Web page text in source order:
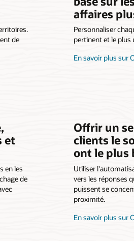
de
affaires
Personnaliser
pertinent et le plus
En savoir plus sur
et
en les
de
Offrir un
clients le
ont le plus
Utiliser
vers les réponses
puissent se
proximité.
En savoir plus sur